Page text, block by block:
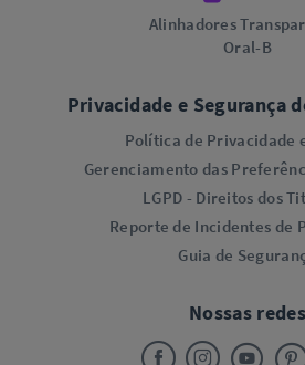
Alinhadores
Oral-B
Privacidade e Segurança
Política de Privacidade
Gerenciamento das
LGPD - Direitos dos
Reporte de Incidentes de
Guia de
Nossas redes